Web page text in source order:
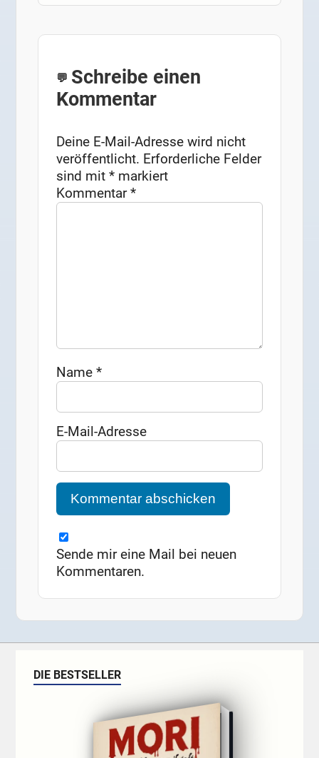
Schreibe einen
Kommentar
Deine E-Mail-Adresse wird nicht
veröffentlicht. Erforderliche Felder
sind mit* markiert
Kommentar*
Name*
E-Mail-Adresse
Sende mir eine Mail bei neuen
Kommentaren.
DIE BESTSELLER